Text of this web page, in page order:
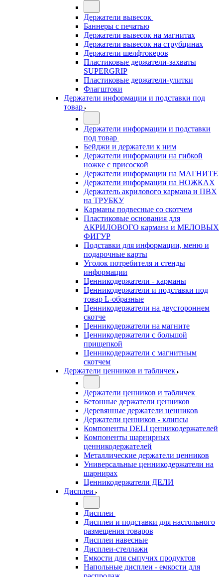
Держатели вывесок
Баннеры с печатью
Держатели вывесок на магнитах
Держатели вывесок на струбцинах
Держатели шелфтокеров
Пластиковые держатели-захваты
SUPERGRIP
Пластиковые держатели-улитки
Флагштоки
Держатели информации и подставки под
товар
Держатели информации и подставки
под товар
Бейджи и держатели к ним
Держатели информации на гибкой
ножке с присоской
Держатели информации на МАГНИТЕ
Держатели информации на НОЖКАХ
Держатель акрилового кармана и ПВХ
на ТРУБКУ
Карманы подвесные со скотчем
Пластиковые основания для
АКРИЛОВОГО кармана и МЕЛОВЫХ
ФИГУР
Подставки для информации, меню и
подарочные карты
Уголок потребителя и стенды
информации
Ценникодержатели - карманы
Ценникодержатели и подставки под
товар L-образные
Ценникодержатели на двустороннем
скотче
Ценникодержатели на магните
Ценникодержатели с большой
прищепкой
Ценникодержатели с магнитным
скотчем
Держатели ценников и табличек
Держатели ценников и табличек
Бетонные держатели ценников
Деревянные держатели ценников
Держатели ценников - клипсы
Компоненты DELI ценникодержателей
Компоненты шарнирных
ценникодержателей
Металлические держатели ценников
Универсальные ценникодержатели на
шарнирах
Ценникодержатели ДЕЛИ
Дисплеи
Дисплеи
Дисплеи и подставки для настольного
размещения товаров
Дисплеи навесные
Дисплеи-стеллажи
Емкости для сыпучих продуктов
Напольные дисплеи - емкости для